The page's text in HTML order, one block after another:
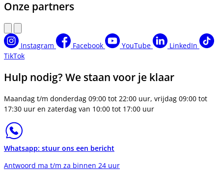
Onze partners
Instagram Facebook YouTube
LinkedIn
TikTok
Hulp nodig? We staan voor je klaar
Maandag t/m donderdag 09:00 tot 22:00 uur, vrijdag 09:00 tot
17:30 uur en zaterdag van 10:00 tot 17:00 uur
Whatsapp: stuur ons een bericht
Antwoord ma t/m za binnen 24 uur